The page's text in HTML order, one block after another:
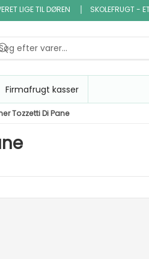
LIGE TIL DØREN SKOLEFRUGT -
Firmafrugt kasser
Tozzetti Di Pane